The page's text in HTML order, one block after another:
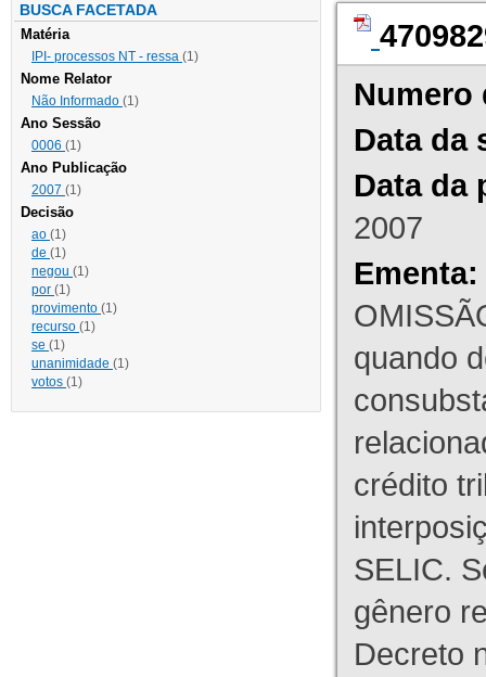
BUSCA FACETADA
Matéria
IPI- processos NT - ressa (1)
Nome Relator
Não Informado (1)
Ano Sessão
0006 (1)
Ano Publicação
2007 (1)
Decisão
ao (1)
de (1)
negou (1)
por (1)
provimento (1)
recurso (1)
se (1)
unanimidade (1)
votos (1)
Numero
Data da
Data da
2007
Ementa:
quando
crédito
SELIC.
gênero
Decreto